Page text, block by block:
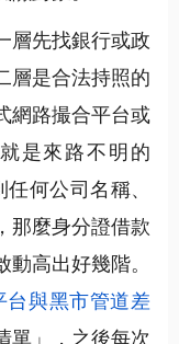
層先找銀行或政
層是合法持照的
網路撮合平台或
是來路不明的
何公司名稱、
那麼身分證借款
高出好幾階。
台與黑市管道差
單」，之後每次